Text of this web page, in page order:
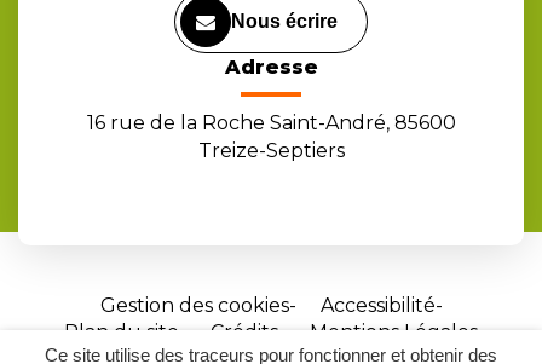
Ce site utilise des traceurs pour fonctionner et obtenir des
Nous écrire
Adresse
16 rue de la Roche Saint-André, 85600
Treize-Septiers
Gestion des cookies
Accessibilité
Plan du site
Crédits Mentions Légales